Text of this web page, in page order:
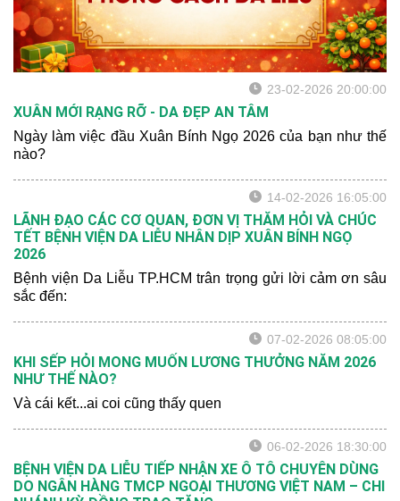
An toàn tiêm chủng cho
các nhân viên y tế tại bệnh
viện.
23-02-2026 20:00:00
XUÂN MỚI RẠNG RỠ - DA ĐẸP AN TÂM
Ngày làm việc đầu Xuân Bính Ngọ 2026 của bạn như thế
nào?
14-02-2026 16:05:00
LÃNH ĐẠO CÁC CƠ QUAN, ĐƠN VỊ THĂM HỎI VÀ CHÚC
TẾT BỆNH VIỆN DA LIỄU NHÂN DỊP XUÂN BÍNH NGỌ
2026
Bệnh viện Da Liễu TP.HCM trân trọng gửi lời cảm ơn sâu
sắc đến:
07-02-2026 08:05:00
KHI SẾP HỎI MONG MUỐN LƯƠNG THƯỞNG NĂM 2026
NHƯ THẾ NÀO?
Và cái kết...ai coi cũng thấy quen
06-02-2026 18:30:00
BỆNH VIỆN DA LIỄU TIẾP NHẬN XE Ô TÔ CHUYÊN DÙNG
DO NGÂN HÀNG TMCP NGOẠI THƯƠNG VIỆT NAM – CHI